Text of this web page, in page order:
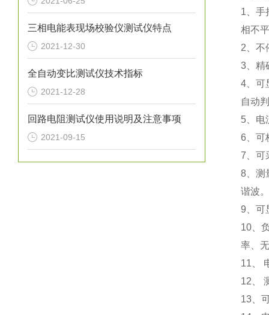
三相电能表现场校验仪测试仪特点
2021-12-30
全自动变比测试仪技术指标
2021-12-28
回路电阻测试仪使用说明及注意事项
2021-09-15
1、手
相不
2、不
3、精
4、可
自动
5、电
6、可
7、可
8、测
谐波。
9、可
10、
率、
11、
12、
13、